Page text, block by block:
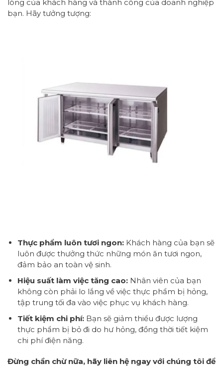
lòng của khách hàng và thành công của doanh nghiệp
bạn. Hãy tưởng tượng:
Thực phẩm luôn tươi ngon:Khách hàng của bạn sẽ
luôn được thưởng thức những món ăn tươi ngon,
đảm bảo an toàn vệ sinh.
Hiệu suất làm việc tăng cao:Nhân viên của bạn
không còn phải lo lắng về việc thực phẩm bị hỏng,
tập trung tối đa vào việc phục vụ khách hàng.
Tiết kiệm chi phí:Bạn sẽ giảm thiểu được lượng
thực phẩm bị bỏ đi do hư hỏng, đồng thời tiết kiệm
chi phí điện năng.
Đừng chần chừ nữa, hãy liên hệ ngay với chúng tôi để